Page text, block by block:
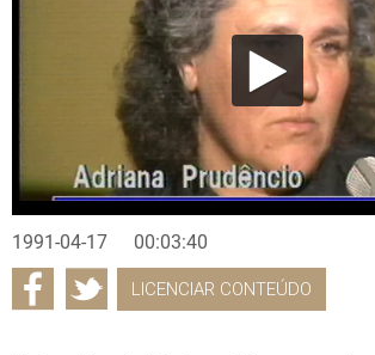
1991-04-17 00:03:40
LICENCIAR CONTEÚDO